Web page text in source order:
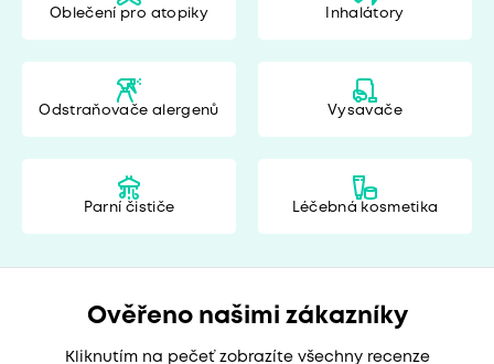
Oblečení pro atopiky Inhalátory
Odstraňovače alergenů Vysavače
Parní čističe Léčebná kosmetika
Ověřeno našimi zákazníky
Kliknutím na pečeť zobrazíte všechny recenze